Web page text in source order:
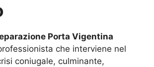
Porta Vigentina
che interviene nel
coniugale, culminante,